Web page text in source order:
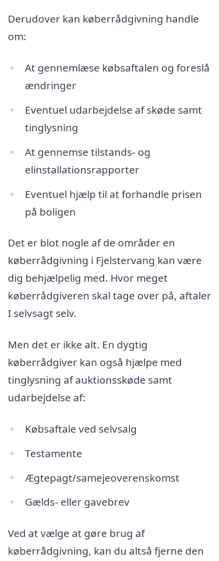
Derudover kan køberrådgivning handle
om:
At gennemlæse købsaftalen og foreslå
ændringer
Eventuel udarbejdelse af skøde samt
tinglysning
At gennemse tilstands- og
elinstallationsrapporter
Eventuel hjælp til at forhandle prisen
på boligen
Det er blot nogle af de områder en
køberrådgivning i Fjelstervang kan være
dig behjælpelig med. Hvor meget
køberrådgiveren skal tage over på, aftaler
I selvsagt selv.
Men det er ikke alt. En dygtig
køberrådgiver kan også hjælpe med
tinglysning af auktionsskøde samt
udarbejdelse af:
Købsaftale ved selvsalg
Testamente
Ægtepagt/samejeoverenskomst
Gælds- eller gavebrev
Ved at vælge at gøre brug af
køberrådgivning, kan du altså fjerne den